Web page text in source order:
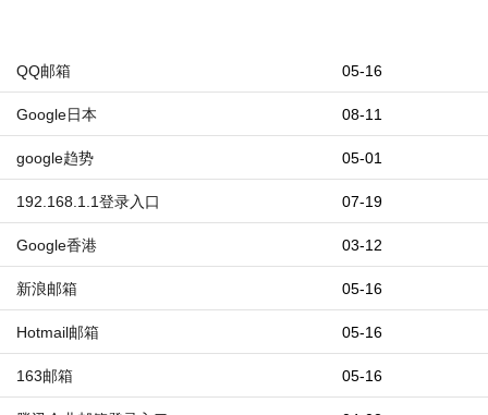
05-16
QQ邮箱
08-11
Google日本
05-01
google趋势
07-19
192.168.1.1登录入口
03-12
Google香港
05-16
新浪邮箱
05-16
Hotmail邮箱
05-16
163邮箱